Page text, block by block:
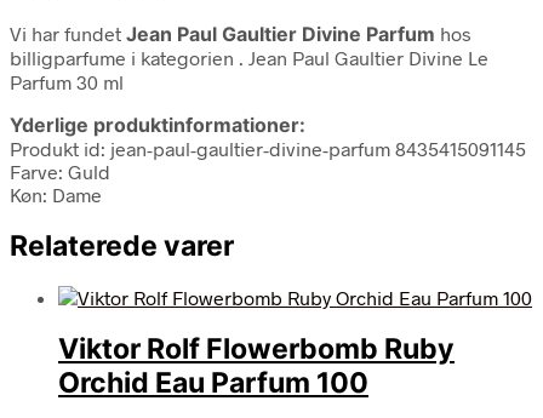
Vi har fundet Jean Paul Gaultier Divine Parfum hos
billigparfume i kategorien . Jean Paul Gaultier Divine Le
Parfum 30 ml
Yderlige produktinformationer:
Produkt id: jean-paul-gaultier-divine-parfum 8435415091145
Farve: Guld
Køn: Dame
Relaterede varer
Viktor Rolf Flowerbomb Ruby
Orchid Eau Parfum 100